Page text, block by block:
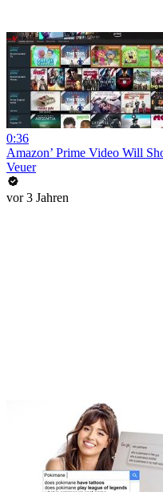
0:36
Amazon’ Prime Video Will
Veuer
vor 3 Jahren